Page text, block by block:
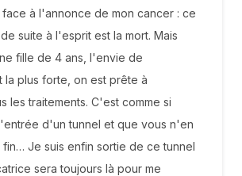
face à l'annonce de mon cancer : ce
suite à l'esprit est la mort. Mais
fille de 4 ans, l'envie de
la plus forte, on est prête à
les traitements. C'est comme si
d'un tunnel et que vous n'en
Je suis enfin sortie de ce tunnel
sera toujours là pour me